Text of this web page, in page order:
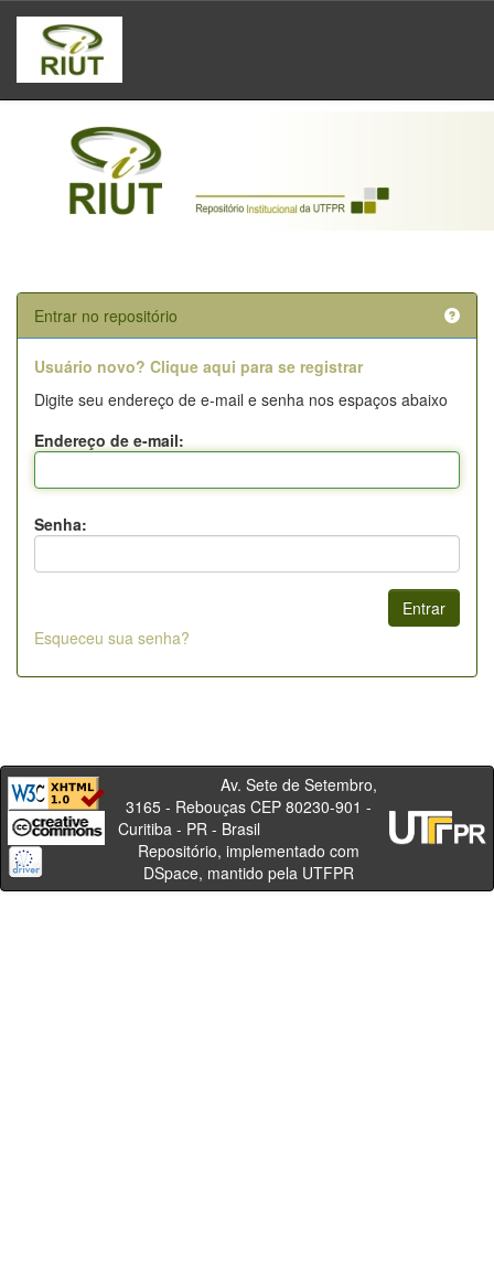
Skip
navigation
Entrar no repositório
Usuário novo? Clique aqui para se registrar
Digite seu endereço de e-mail e senha nos espaços abaixo
Endereço de e-mail:
Senha:
Esqueceu sua senha?
Av. Sete de Setembro,
3165 - Rebouças CEP 80230-901 -
Curitiba - PR - Brasil
Repositório, implementado com
DSpace, mantido pela UTFPR